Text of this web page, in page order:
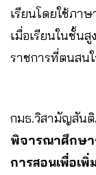
เรียนโดยใช้ภา
เมื่อเรียนในชั้น
ราชการที่ตนสนใ
กมธ.วิสามัญสัน
พิจารณาศึกษา
การสอนเพื่อเ